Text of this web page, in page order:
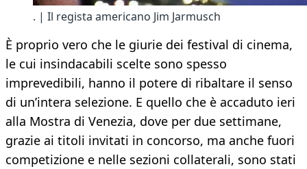
. | Il regista americano Jim Jarmusch
È proprio vero che le giurie dei festival di cinema,
le cui insindacabili scelte sono spesso
imprevedibili, hanno il potere di ribaltare il senso
di un’intera selezione. E quello che è accaduto ieri
alla Mostra di Venezia, dove per due settimane,
grazie ai titoli invitati in concorso, ma anche fuori
competizione e nelle sezioni collaterali, sono stati